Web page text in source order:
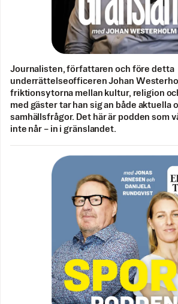
Journalisten, författaren och före detta
underrättelseofficeren Johan
friktionsytorna mellan kultur, religion
med gäster tar han sig an både aktuella
samhällsfrågor. Det här är podden som
inte når – in i gränslandet.